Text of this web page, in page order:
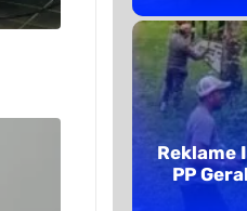
Reklame
PP